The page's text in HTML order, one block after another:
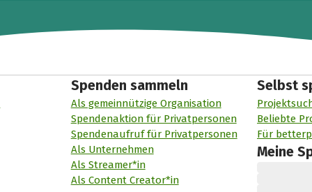
Spenden sammeln
Als gemeinnützige Organisation
Spendenaktion für Privatpersonen
Spendenaufruf für Privatpersonen
Als Unternehmen
Als Streamer*in
Als Content Creator*in
Selbst
Beliebte
Für
Meine